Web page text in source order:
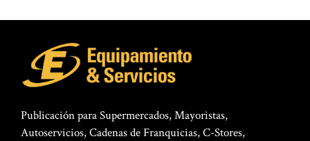
Publicación para Supermercados, Mayoristas,
Autoservicios, Cadenas de Franquicias, C-Stores,